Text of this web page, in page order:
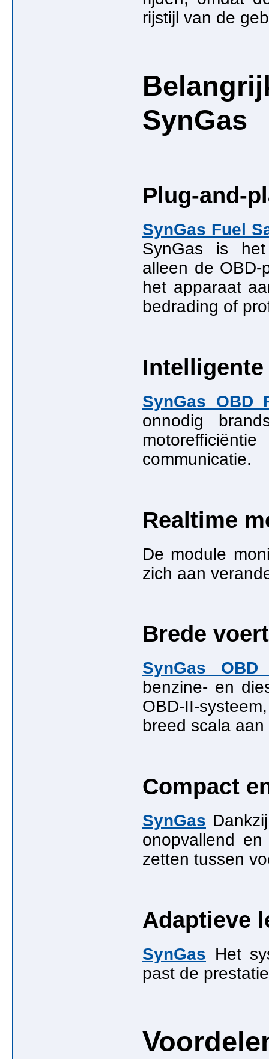
rijstijl van de
SynGas
Plug-and-
SynGas Fuel
SynGas is het
alleen de
het apparaat
bedrading of
SynGas OBD
onnodig
communicatie.
Realtime
De module
zich aan
Brede
SynGas
benzine- en
OBD-II-
breed scala
Compact
SynGas
onopvallend
zetten tussen
Adaptieve
SynGas Het
past de